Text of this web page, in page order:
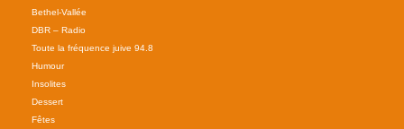
Bethel-Vallée
DBR – Radio
Toute la fréquence juive 94.8
Humour
Insolites
Dessert
Fêtes